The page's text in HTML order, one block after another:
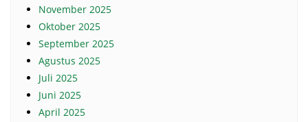
November 2025
Oktober 2025
September 2025
Agustus 2025
Juli 2025
Juni 2025
April 2025